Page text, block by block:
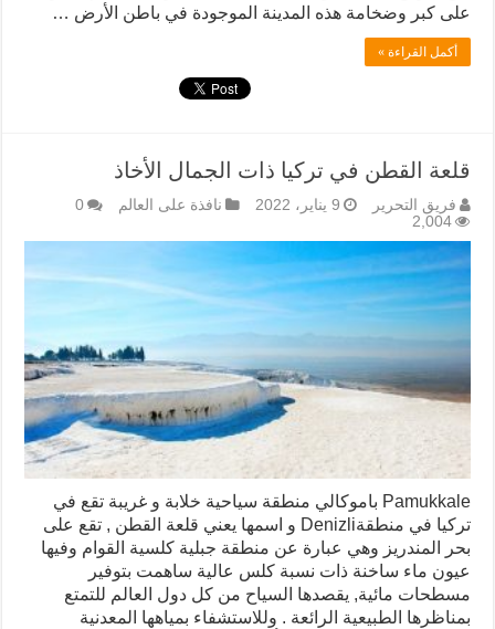
على كبر وضخامة هذه المدينة الموجودة في باطن الأرض …
أكمل القراءة »
قلعة القطن في تركيا ذات الجمال الأخاذ
فريق التحرير 9 يناير، 2022 نافذة على العالم
0
2,004
Pamukkale باموكالي منطقة سياحية خلابة و غريبة تقع في
تركيا في منطقةDenizli و اسمها يعني قلعة القطن , تقع على
بحر المندريز وهي عبارة عن منطقة جبلية كلسية القوام وفيها
عيون ماء ساخنة ذات نسبة كلس عالية ساهمت بتوفير
مسطحات مائية, يقصدها السياح من كل دول العالم للتمتع
بمناظرها الطبيعية الرائعة . وللاستشفاء بمياهها المعدنية